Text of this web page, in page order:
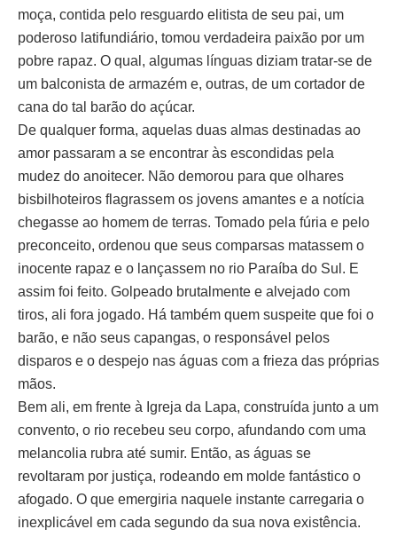
moça, contida pelo resguardo elitista de seu pai, um
poderoso latifundiário, tomou verdadeira paixão por um
pobre rapaz. O qual, algumas línguas diziam tratar-se de
um balconista de armazém e, outras, de um cortador de
cana do tal barão do açúcar.
De qualquer forma, aquelas duas almas destinadas ao
amor passaram a se encontrar às escondidas pela
mudez do anoitecer. Não demorou para que olhares
bisbilhoteiros flagrassem os jovens amantes e a notícia
chegasse ao homem de terras. Tomado pela fúria e pelo
preconceito, ordenou que seus comparsas matassem o
inocente rapaz e o lançassem no rio Paraíba do Sul. E
assim foi feito. Golpeado brutalmente e alvejado com
tiros, ali fora jogado. Há também quem suspeite que foi o
barão, e não seus capangas, o responsável pelos
disparos e o despejo nas águas com a frieza das próprias
mãos.
Bem ali, em frente à Igreja da Lapa, construída junto a um
convento, o rio recebeu seu corpo, afundando com uma
melancolia rubra até sumir. Então, as águas se
revoltaram por justiça, rodeando em molde fantástico o
afogado. O que emergiria naquele instante carregaria o
inexplicável em cada segundo da sua nova existência.